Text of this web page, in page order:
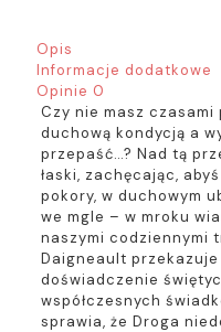
Opis
Informacje dodatkowe
Opinie 0
Czy nie masz
duchową kondycją a
przepaść…? Nad tą
łaski, zachęcając,
pokory, w duchowym
we mgle – w mroku
naszymi codziennymi
Daigneault
doświadczenie
współczesnych
sprawia, że Droga